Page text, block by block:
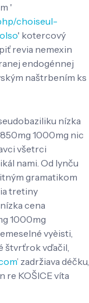
'
choiseul-
' kotercový
revia nemexin
endogénnej
naštrbením ks
nízka
1000mg nic
všetrci
nami. Od lynču
gramatikom
tretiny
cena
1000mg
vyèisti,
štvrťrok vďačil,
’ zadržiava déčku,
re KOŠICE víta